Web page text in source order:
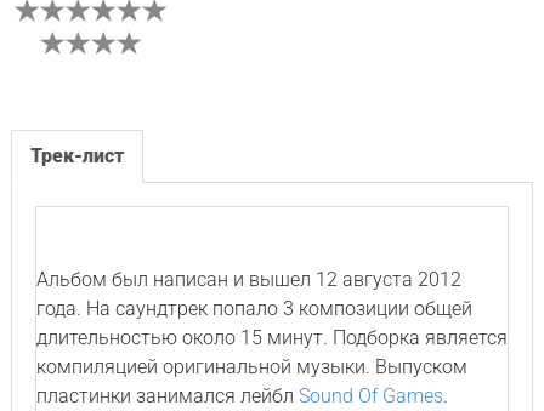
Трек-лист
Альбом был написан и вышел 12 августа 2012
года. На саундтрек попало 3 композиции общей
длительностью около 15 минут. Подборка является
компиляцией оригинальной музыки. Выпуском
пластинки занимался лейбл Sound Of Games.